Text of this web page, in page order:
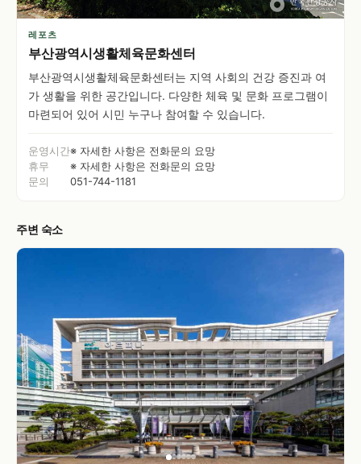
레포츠
부산광역시생활체육문화센터
부산광역시생활체육문화센터는 지역 사회의 건강 증진과 여
가 생활을 위한 공간입니다. 다양한 체육 및 문화 프로그램이
마련되어 있어 시민 누구나 참여할 수 있습니다.
운영시간※ 자세한 사항은 전화문의 요망
휴무
※ 자세한 사항은 전화문의 요망
문의
051-744-1181
주변 숙소